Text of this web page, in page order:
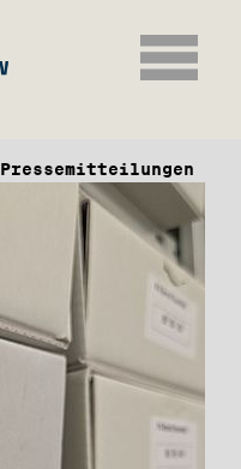
Pressemitteilungen